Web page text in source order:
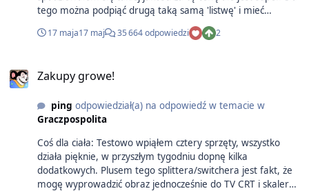
tego można podpiąć drugą taką samą 'listwę' i mieć
17 maja17 maj 35 664 odpowiedzi 2
Zakupy growe!
ping odpowiedział(a) na odpowiedź w temacie w
Graczpospolita
Coś dla ciała: Testowo wpiąłem cztery sprzęty, wszystko
działa pięknie, w przyszłym tygodniu dopnę kilka
dodatkowych. Plusem tego splittera/switchera jest fakt, że
mogę wyprowadzić obraz jednocześnie do TV CRT i skalera